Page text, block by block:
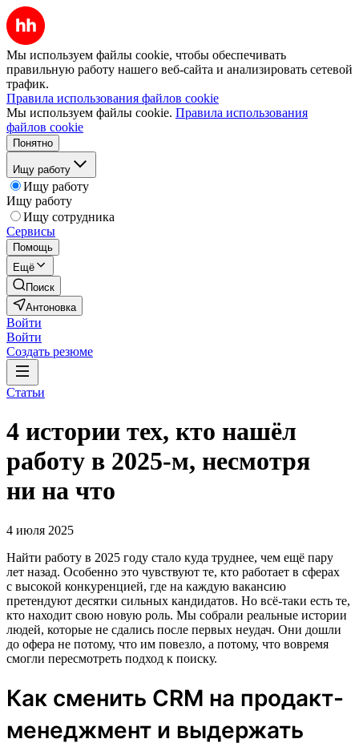
Мы используем файлы cookie, чтобы обеспечивать
правильную работу нашего веб-сайта и анализировать сетевой
трафик.
Правила использования файлов cookie
Мы используем файлы cookie. Правила использования
файлов cookie
Понятно
Ищу работу
Ищу работу
Ищу работу
Ищу сотрудника
Сервисы
Помощь
Ещё
Поиск
Антоновка
Войти
Войти
Создать резюме
Статьи
4 истории тех, кто нашёл
работу в 2025-м, несмотря
ни на что
4 июля 2025
Найти работу в 2025 году стало куда труднее, чем ещё пару
лет назад. Особенно это чувствуют те, кто работает в сферах
с высокой конкуренцией, где на каждую вакансию
претендуют десятки сильных кандидатов. Но всё-таки есть те,
кто находит свою новую роль. Мы собрали реальные истории
людей, которые не сдались после первых неудач. Они дошли
до офера не потому, что им повезло, а потому, что вовремя
смогли пересмотреть подход к поиску.
Как сменить CRM на продакт-
менеджмент и выдержать